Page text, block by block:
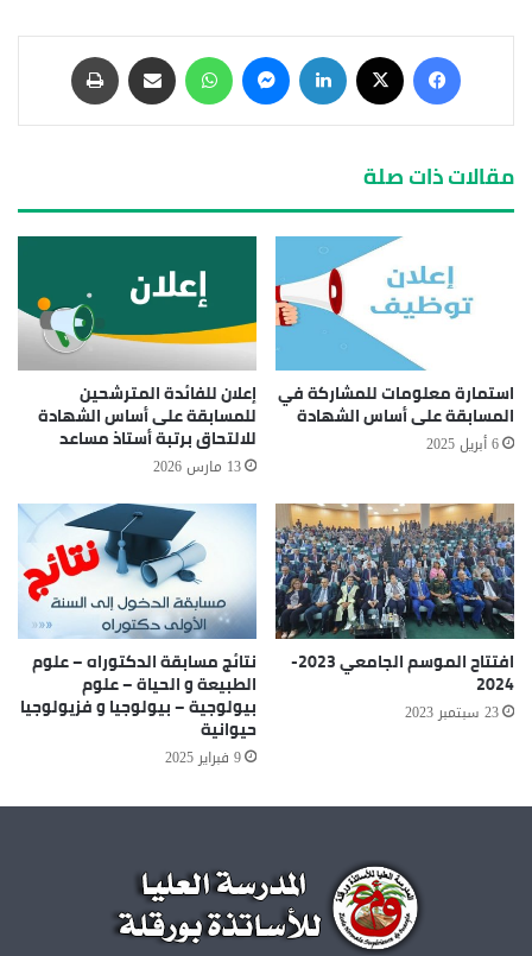
مقالات ذات صلة
استمارة معلومات للمشاركة في
المسابقة على أساس الشهادة
6 أبريل 2025
إعلان للفائدة المترشحين
للمسابقة على أساس الشهادة
للالتحاق برتبة أستاذ مساعد
13 مارس 2026
افتتاح الموسم الجامعي 2023-
2024
23 سبتمبر 2023
نتائج مسابقة الدكتوراه – علوم
الطبيعة و الحياة – علوم
بيولوجية – بيولوجيا و فزيولوجيا
حيوانية
9 فبراير 2025